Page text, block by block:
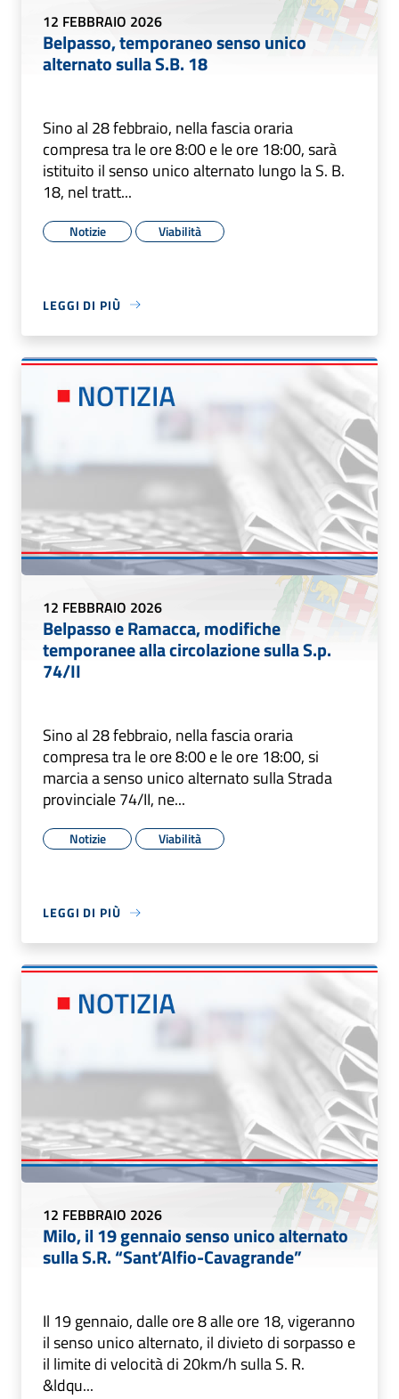
12 FEBBRAIO 2026
Belpasso, temporaneo senso unico
alternato sulla S.B. 18
Sino al 28 febbraio, nella fascia oraria
compresa tra le ore 8:00 e le ore 18:00, sarà
istituito il senso unico alternato lungo la S. B.
18, nel tratt...
Notizie Viabilità
LEGGI DI PIÙ
12 FEBBRAIO 2026
Belpasso e Ramacca, modifiche
temporanee alla circolazione sulla S.p.
74/II
Sino al 28 febbraio, nella fascia oraria
compresa tra le ore 8:00 e le ore 18:00, si
marcia a senso unico alternato sulla Strada
provinciale 74/II, ne...
Notizie Viabilità
LEGGI DI PIÙ
12 FEBBRAIO 2026
Milo, il 19 gennaio senso unico alternato
sulla S.R. “Sant’Alfio-Cavagrande”
Il 19 gennaio, dalle ore 8 alle ore 18, vigeranno
il senso unico alternato, il divieto di sorpasso e
il limite di velocità di 20km/h sulla S. R.
&ldqu...